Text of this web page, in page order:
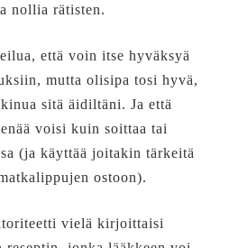
nollia rätisten.
että voin itse hyväksyä
mutta olisipa tosi hyvä,
sitä äidiltäni. Ja että
voisi kuin soittaa tai
(ja käyttää joitakin tärkeitä
ostoon).
vielä kirjoittaisi